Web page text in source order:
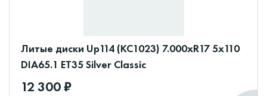
Литые диски Up114 (КС1023) 7.000xR17 5x110
DIA65.1 ET35 Silver Classic
12 300 ₽